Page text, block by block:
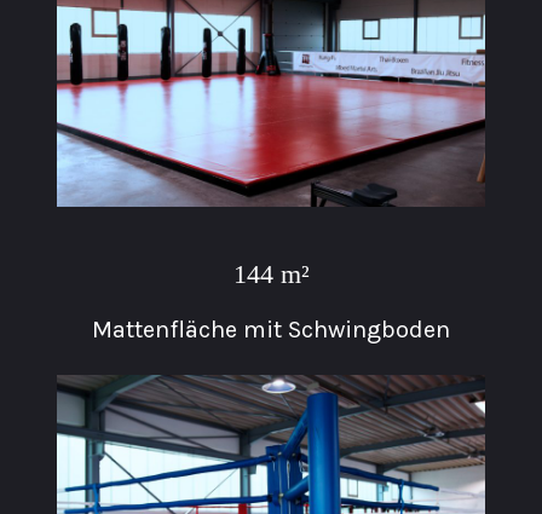
144 m²
Mattenfläche mit Schwingboden